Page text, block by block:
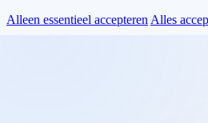
Alleen essentieel accepteren Alles